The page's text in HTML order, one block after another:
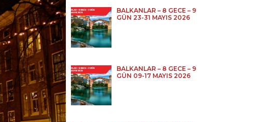
BALKANLAR – 8 GECE – 9
GÜN 23-31 MAYIS 2026
BALKANLAR – 8 GECE – 9
GÜN 09-17 MAYIS 2026